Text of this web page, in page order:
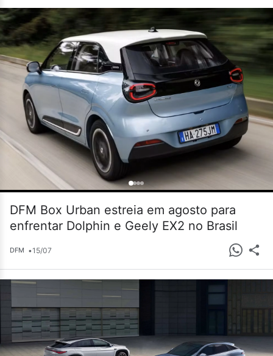
DFM Box Urban estreia em agosto para
enfrentar Dolphin e Geely EX2 no Brasil
DFM •15/07